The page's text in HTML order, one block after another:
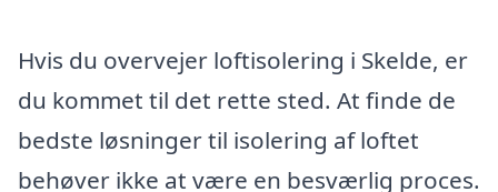
Hvis du overvejer loftisolering i Skelde, er
du kommet til det rette sted. At finde de
bedste løsninger til isolering af loftet
behøver ikke at være en besværlig proces.